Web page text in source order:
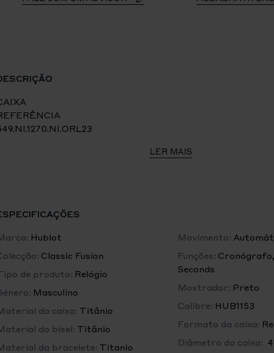
microjateado e polido
RESISTÊNCIA À ÁGUA
m ou 5 ATM
com Tratamento Antirreflexo
MOSTRADOR
polido
Movimento cronógrafo de corda automática
DE MARCHA
LER MAIS
Hublot
Classic Fusion
de produto: Relógio
Masculino
da caixa: Titânio
do bisel: Titânio
da bracelete: Titanio
Movimento:
Funções:
Seconds
Mostrador: Preto
Calibre: HUB1153
Formato da caixa:
Diâmetro da caixa: